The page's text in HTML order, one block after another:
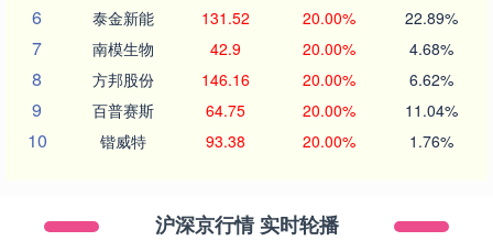
6 泰金新能 131.52 20.00% 22.89%
7 南模生物 42.9 20.00% 4.68%
8 方邦股份 146.16 20.00% 6.62%
9 百普赛斯 64.75 20.00% 11.04%
10 锴威特 93.38 20.00% 1.76%
沪深京行情 实时轮播